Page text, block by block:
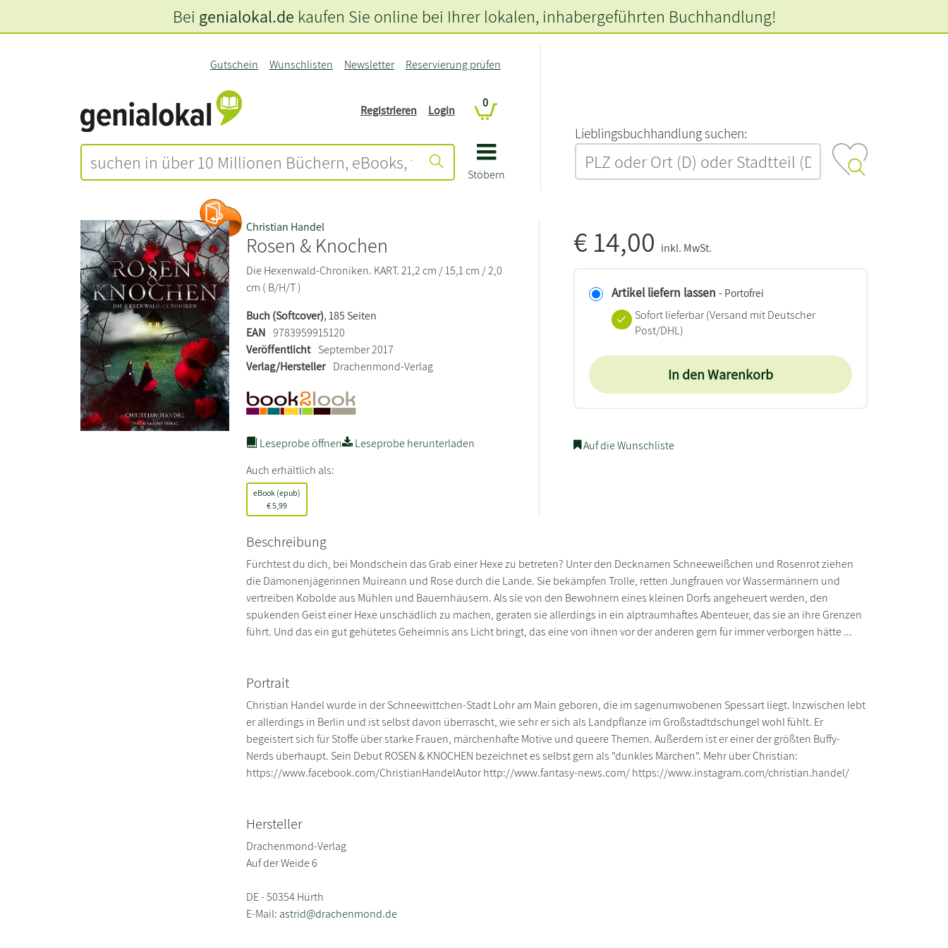
Stöbern
Gutschein Wunschlisten Newsletter Reservierung prüfen
Registrieren Login
0
L‍i‍e‍b‍l‍i‍n‍g‍s‍b‍u‍c‍h‍h‍a‍n‍d‍l‍u‍n‍g‍ ‍s‍u‍c‍h‍e‍n‍:‍
Bei genialokal.de kaufen Sie online bei Ihrer lokalen, inhabergeführten Buchhandlung!
Christian Handel
Rosen & Knochen
Die Hexenwald-Chroniken. KART. 21,2 cm / 15,1 cm / 2,0
cm ( B/H/T )
Buch (Softcover), 185 Seiten
EAN 9783959915120
Veröffentlicht September 2017
Verlag/Hersteller Drachenmond-Verlag
Leseprobe öffnen
Leseprobe herunterladen
Auch erhältlich als:
eBook (epub)
€5,99
€14,00 inkl. MwSt.
Artikel liefern lassen - Portofrei
Sofort lieferbar(Versand mit Deutscher
Post/DHL)
In den Warenkorb
Auf die Wunschliste
Beschreibung
Fürchtest du dich, bei Mondschein das Grab einer Hexe zu betreten? Unter den Decknamen Schneeweißchen und Rosenrot ziehen
die Dämonenjägerinnen Muireann und Rose durch die Lande. Sie bekämpfen Trolle, retten Jungfrauen vor Wassermännern und
vertreiben Kobolde aus Mühlen und Bauernhäusern. Als sie von den Bewohnern eines kleinen Dorfs angeheuert werden, den
spukenden Geist einer Hexe unschädlich zu machen, geraten sie allerdings in ein alptraumhaftes Abenteuer, das sie an ihre Grenzen
führt. Und das ein gut gehütetes Geheimnis ans Licht bringt, das eine von ihnen vor der anderen gern für immer verborgen hätte ...
Portrait
Christian Handel wurde in der Schneewittchen-Stadt Lohr am Main geboren, die im sagenumwobenen Spessart liegt. Inzwischen lebt
er allerdings in Berlin und ist selbst davon überrascht, wie sehr er sich als Landpflanze im Großstadtdschungel wohl fühlt. Er
begeistert sich für Stoffe über starke Frauen, märchenhafte Motive und queere Themen. Außerdem ist er einer der größten Buffy-
Nerds überhaupt. Sein Debut ROSEN & KNOCHEN bezeichnet es selbst gern als "dunkles Märchen". Mehr über Christian:
https://www.facebook.com/ChristianHandelAutor http://www.fantasy-news.com/ https://www.instagram.com/christian.handel/
Hersteller
Drachenmond-Verlag
Auf der Weide 6
DE - 50354 Hürth
E-Mail: astrid@drachenmond.de